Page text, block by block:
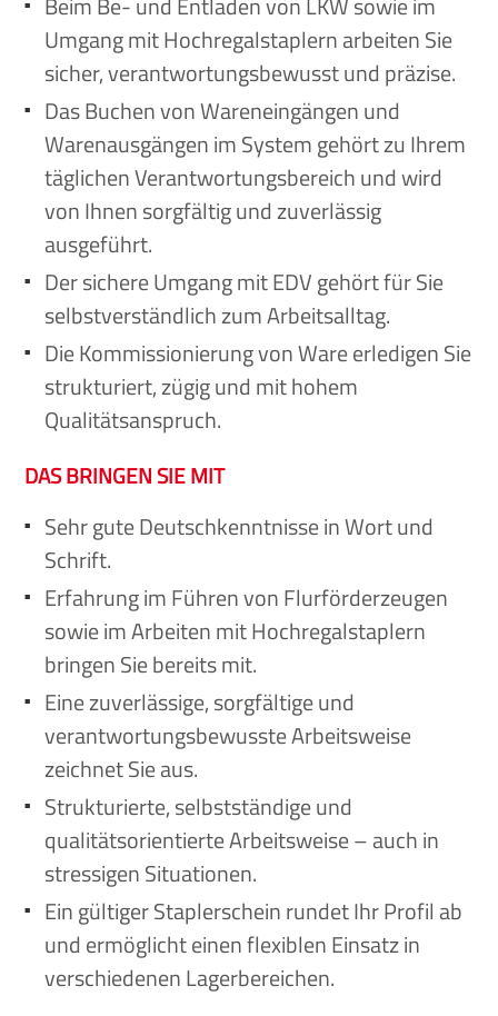
Umgang mit Hochregalstaplern arbeiten Sie
sicher, verantwortungsbewusst und präzise.
Das Buchen von Wareneingängen und
Warenausgängen im System gehört zu Ihrem
täglichen Verantwortungsbereich und wird
von Ihnen sorgfältig und zuverlässig
ausgeführt.
Der sichere Umgang mit EDV gehört für Sie
selbstverständlich zum Arbeitsalltag.
Die Kommissionierung von Ware erledigen Sie
strukturiert, zügig und mit hohem
Qualitätsanspruch.
DAS BRINGEN SIE MIT
Sehr gute Deutschkenntnisse in Wort und
Schrift.
Erfahrung im Führen von Flurförderzeugen
sowie im Arbeiten mit Hochregalstaplern
bringen Sie bereits mit.
Eine zuverlässige, sorgfältige und
verantwortungsbewusste Arbeitsweise
zeichnet Sie aus.
Strukturierte, selbstständige und
qualitätsorientierte Arbeitsweise – auch in
stressigen Situationen.
Ein gültiger Staplerschein rundet Ihr Profil ab
und ermöglicht einen flexiblen Einsatz in
verschiedenen Lagerbereichen.